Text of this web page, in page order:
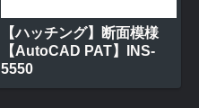
【ハッチング】断面模様
【AutoCAD PAT】INS-
5550